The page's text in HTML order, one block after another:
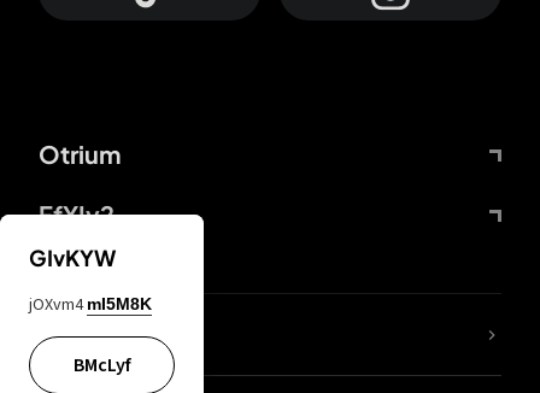
Otrium
FfYIy2
65A04M
GIvKYW
jOXvm4 mI5M8K
BMcLyf